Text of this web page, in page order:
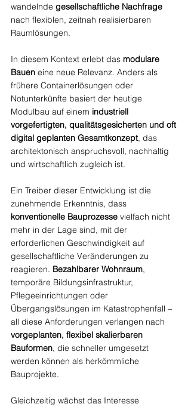
wandelnde gesellschaftliche Nachfrage
nach flexiblen, zeitnah realisierbaren
Raumlösungen.
In diesem Kontext erlebt das modulare
Bauen eine neue Relevanz. Anders als
frühere Containerlösungen oder
Notunterkünfte basiert der heutige
Modulbau auf einem industriell
vorgefertigten, qualitätsgesicherten und oft
digital geplanten Gesamtkonzept, das
architektonisch anspruchsvoll, nachhaltig
und wirtschaftlich zugleich ist.
Ein Treiber dieser Entwicklung ist die
zunehmende Erkenntnis, dass
konventionelle Bauprozesse vielfach nicht
mehr in der Lage sind, mit der
erforderlichen Geschwindigkeit auf
gesellschaftliche Veränderungen zu
reagieren. Bezahlbarer Wohnraum,
temporäre Bildungsinfrastruktur,
Pflegeeinrichtungen oder
Übergangslösungen im Katastrophenfall –
all diese Anforderungen verlangen nach
vorgeplanten, flexibel skalierbaren
Bauformen, die schneller umgesetzt
werden können als herkömmliche
Bauprojekte.
Gleichzeitig wächst das Interesse